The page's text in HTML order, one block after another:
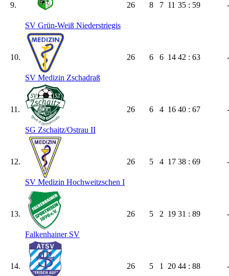
9.
SV Grün-Weiß Niederstriegis
26 8 7 11 35 : 59
10.
SV Medizin Zschadraß
26 6 6 14 42 : 63
11.
SG Zschaitz/​Ostrau II
26 6 4 16 40 : 67
12.
SV Medizin Hochweitzschen I
26 5 4 17 38 : 69
13.
Falkenhainer SV
26 5 2 19 31 : 89
14. 26 5 1 20 44 : 88